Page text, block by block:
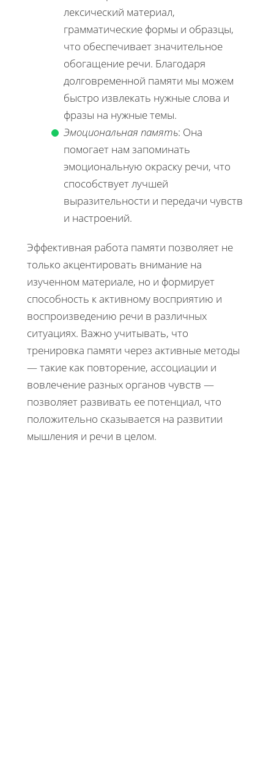
лексический материал,
грамматические формы и образцы,
что обеспечивает значительное
обогащение речи. Благодаря
долговременной памяти мы можем
быстро извлекать нужные слова и
фразы на нужные темы.
Эмоциональная память: Она
помогает нам запоминать
эмоциональную окраску речи, что
способствует лучшей
выразительности и передачи чувств
и настроений.
Эффективная работа памяти позволяет не
только акцентировать внимание на
изученном материале, но и формирует
способность к активному восприятию и
воспроизведению речи в различных
ситуациях. Важно учитывать, что
тренировка памяти через активные методы
— такие как повторение, ассоциации и
вовлечение разных органов чувств —
позволяет развивать ее потенциал, что
положительно сказывается на развитии
мышления и речи в целом.